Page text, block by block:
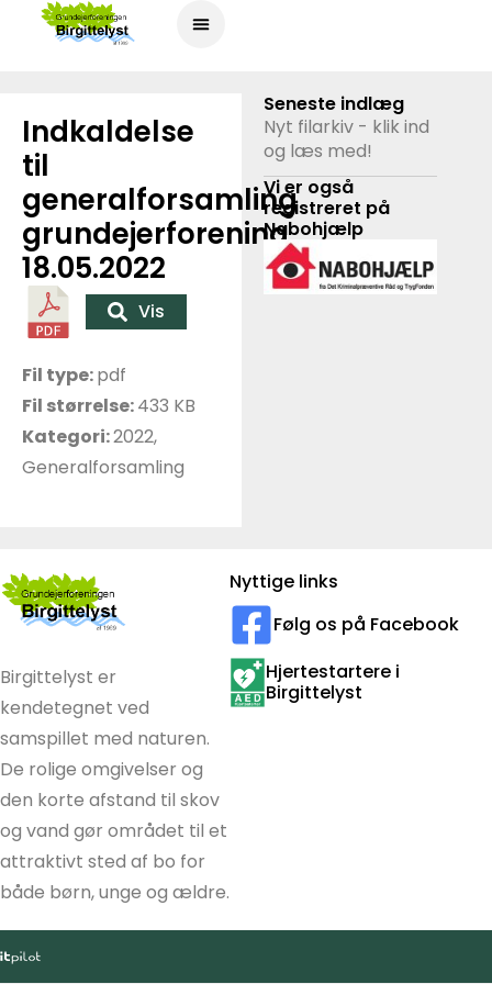
Indkaldelse
til
generalforsamling
grundejerforening
18.05.2022
Vis
Fil type:pdf
Fil størrelse:433 KB
Kategori:2022,
Generalforsamling
Seneste indlæg
Nyt filarkiv - klik ind
og læs med!
Vi er også
registreret på
Nabohjælp
Birgittelyst er
kendetegnet ved
samspillet med naturen.
De rolige omgivelser og
den korte afstand til skov
og vand gør området til et
attraktivt sted af bo for
både børn, unge og ældre.
Nyttige links
Følg os på Facebook
Hjertestartere i
Birgittelyst